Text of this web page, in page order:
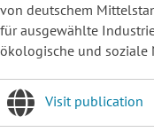
von deutschem
für ausgewählte
ökologische und soziale
Visit publication